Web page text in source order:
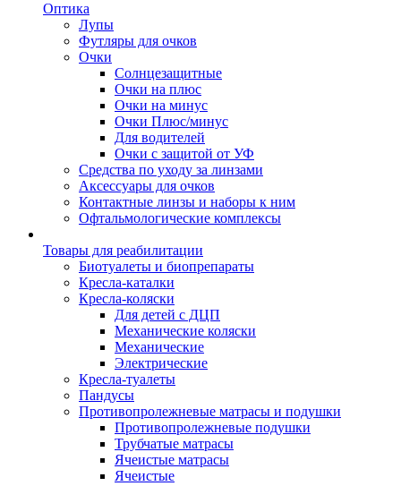
Оптика
Лупы
Футляры для очков
Очки
Солнцезащитные
Очки на плюс
Очки на минус
Очки Плюс/минус
Для водителей
Очки с защитой от УФ
Средства по уходу за линзами
Аксессуары для очков
Контактные линзы и наборы к ним
Офтальмологические комплексы
Товары для реабилитации
Биотуалеты и биопрепараты
Кресла-каталки
Кресла-коляски
Для детей с ДЦП
Механические коляски
Механические
Электрические
Кресла-туалеты
Пандусы
Противопролежневые матрасы и подушки
Противопролежневые подушки
Трубчатые матрасы
Ячеистые матрасы
Ячеистые